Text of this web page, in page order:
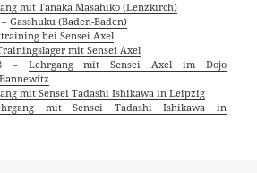
mit Tanaka Masahiko (Lenzkirch)
–Gasshuku (Baden-Baden)
bei Sensei Axel
mit Sensei Axel
– Lehrgang mit Sensei Axel im Dojo
mit Sensei Tadashi Ishikawa in Leipzig
mit Sensei Tadashi Ishikawa in